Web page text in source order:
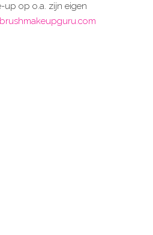
up op o.a. zijn eigen